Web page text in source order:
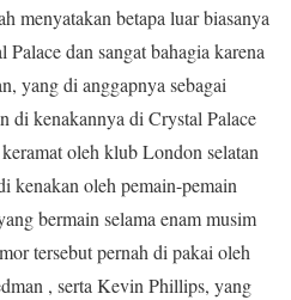
menyatakan betapa luar biasanya
dan sangat bahagia karena
yang di anggapnya sebagai
di kenakannya di Crystal Palace
oleh klub London selatan
kenakan oleh pemain-pemain
bermain selama enam musim
tersebut pernah di pakai oleh
, serta Kevin Phillips, yang